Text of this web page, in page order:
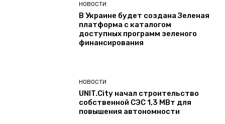
НОВОСТИ
В Украине будет создана Зеленая
платформа с каталогом
доступных программ зеленого
финансирования
НОВОСТИ
UNIT.City начал строительство
собственной СЭС 1,3 МВт для
повышения автономности